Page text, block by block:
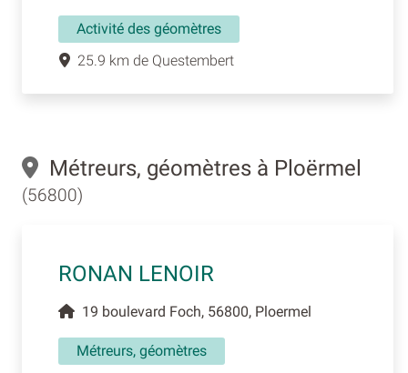
Activité des géomètres
25.9 km de Questembert
Métreurs, géomètres à Ploërmel
(56800)
RONAN LENOIR
19 boulevard Foch, 56800, Ploermel
Métreurs, géomètres